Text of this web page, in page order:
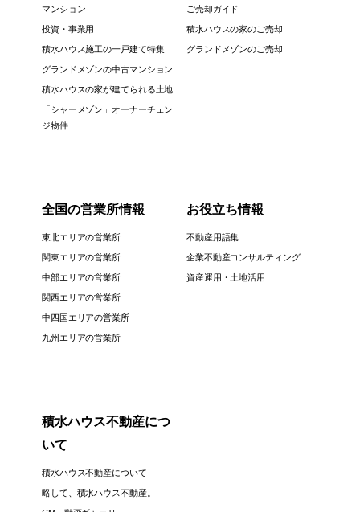
マンション
投資・事業用
積水ハウス施工の一戸建て特集
グランドメゾンの中古マンション
積水ハウスの家が建てられる土地
「シャーメゾン」オーナーチェン
ジ物件
ご売却ガイド
積水ハウスの家のご売却
グランドメゾンのご売却
全国の営業所情報
東北エリアの営業所
関東エリアの営業所
中部エリアの営業所
関西エリアの営業所
中四国エリアの営業所
九州エリアの営業所
お役立ち情報
不動産用語集
企業不動産コンサルティング
資産運用・土地活用
積水ハウス不動産につ
いて
積水ハウス不動産について
略して、積水ハウス不動産。